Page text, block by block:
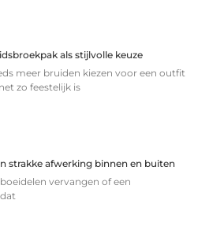
als stijlvolle keuze
meer bruiden kiezen voor een outfit
zo feestelijk is
strakke afwerking binnen en buiten
vervangen of een